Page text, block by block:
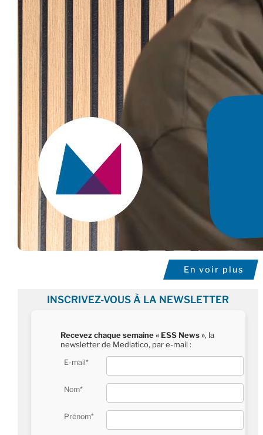
En voir plus
INSCRIVEZ-VOUS À LA NEWSLETTER
Recevez chaque semaine « ESS News », la
newsletter de Mediatico, par e-mail :
E-mail*
Nom*
Prénom*